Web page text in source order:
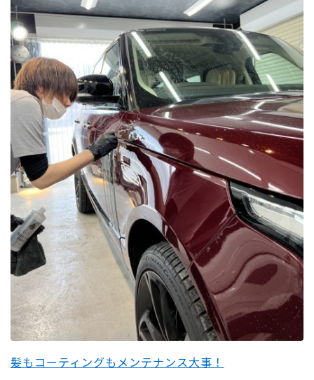
髪もコーティングもメンテナンス大事！